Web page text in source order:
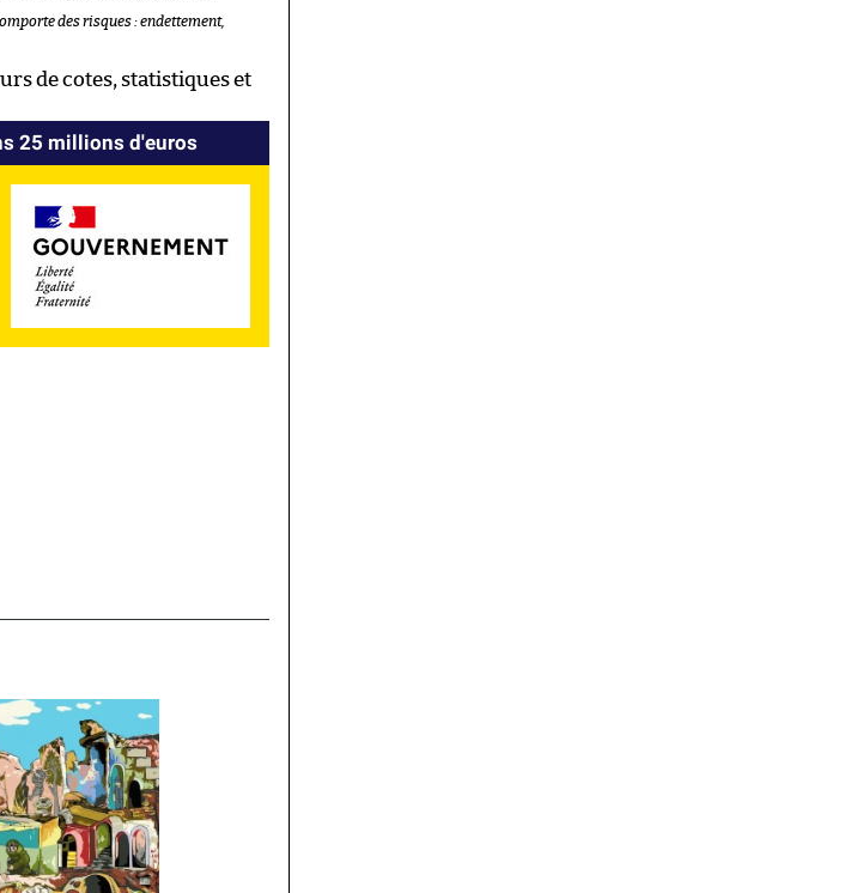
des risques : endettement,
de cotes, statistiques et
25 millions d'euros